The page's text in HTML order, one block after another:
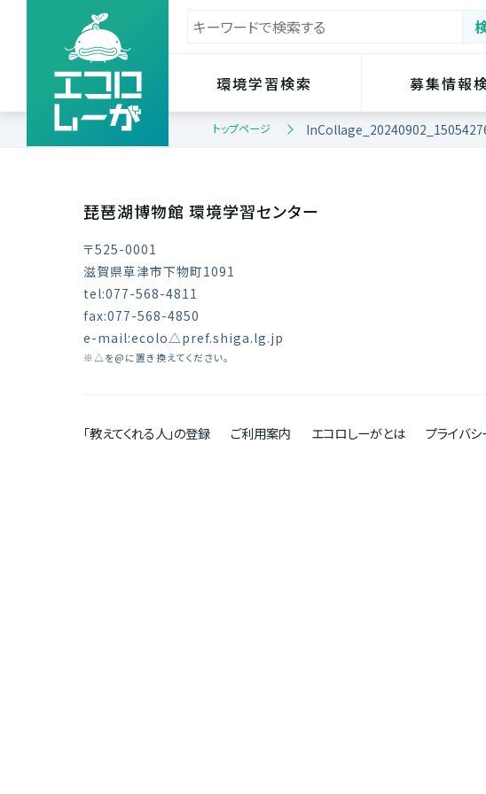
環境学習検索 募集情報
トップページ
琵琶湖博物館 環境学習センター
〒525-0001
滋賀県草津市下物町1091
tel:077-568-4811
fax:077-568-4850
e-mail:ecolo△pref.shiga.lg.jp
※△を@に置き換えてください。
「教えてくれる人」の登録 ご利用案内 エコロしーがとは プライバ